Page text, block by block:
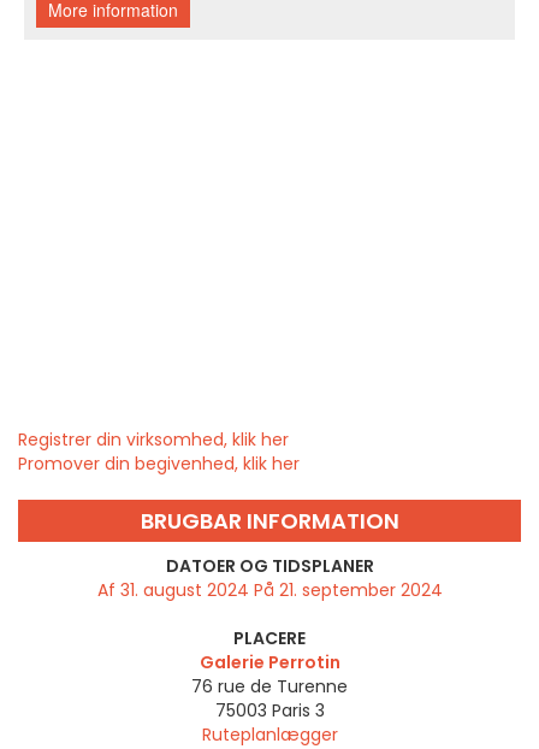
Registrer din virksomhed, klik her
Promover din begivenhed, klik her
BRUGBAR INFORMATION
DATOER OG TIDSPLANER
Af 31. august 2024 På 21. september 2024
PLACERE
Galerie Perrotin
76 rue de Turenne
75003 Paris 3
Ruteplanlægger